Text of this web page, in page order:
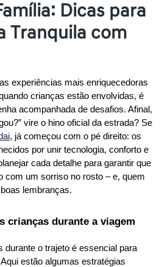
Dicas para
Tranquila com
experiências mais enriquecedoras
crianças estão envolvidas, é
acompanhada de desafios. Afinal,
vire o hino oficial da estrada? Se
, já começou com o pé direito: os
cada detalhe para garantir que
com um sorriso no rosto – e, quem
lembranças.
crianças durante a viagem
durante o trajeto é essencial para
estão algumas estratégias